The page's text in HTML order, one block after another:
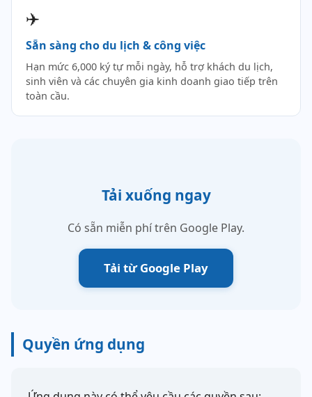
✈️
Sẵn sàng cho du lịch & công việc
Hạn mức 6,000 ký tự mỗi ngày, hỗ trợ khách du lịch,
sinh viên và các chuyên gia kinh doanh giao tiếp trên
toàn cầu.
Tải xuống ngay
Có sẵn miễn phí trên Google Play.
Tải từ Google Play
Quyền ứng dụng